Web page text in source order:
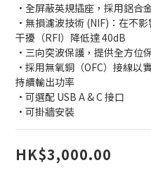
•全屏蔽英規插座，採用鋁合
•無損濾波技術 (NIF)：在不
干擾（RFI）降低達 40dB
•三向突波保護，提供全方位
•採用無氧銅（OFC）接線以
持續輸出功率
•可選配 USB A & C 接口
•可掛牆安裝
HK$3,000.00